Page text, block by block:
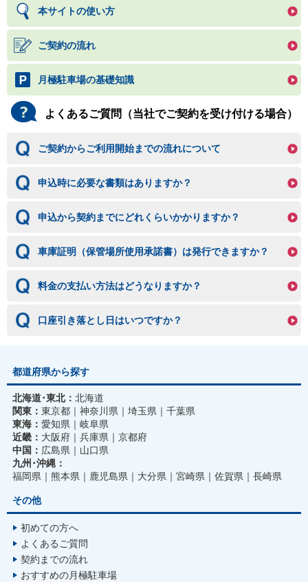
本サイトの使い方
ご契約の流れ
月極駐車場の基礎知識
よくあるご質問（当社でご契約を受け付ける場合）
ご契約からご利用開始までの流れについて
申込時に必要な書類はありますか？
申込から契約までにどれくらいかかりますか？
車庫証明（保管場所使用承諾書）は発行できますか？
料金の支払い方法はどうなりますか？
口座引き落とし日はいつですか？
都道府県から探す
北海道･東北： 北海道
関東： 東京都 神奈川県 埼玉県
千葉県
東海： 愛知県
岐阜県
近畿： 大阪府 兵庫県
京都府
中国： 広島県
山口県
九州･沖縄：
福岡県
熊本県 鹿児島県 大分県 宮崎県 佐賀県
長崎県
その他
初めての方へ
よくあるご質問
契約までの流れ
おすすめの月極駐車場